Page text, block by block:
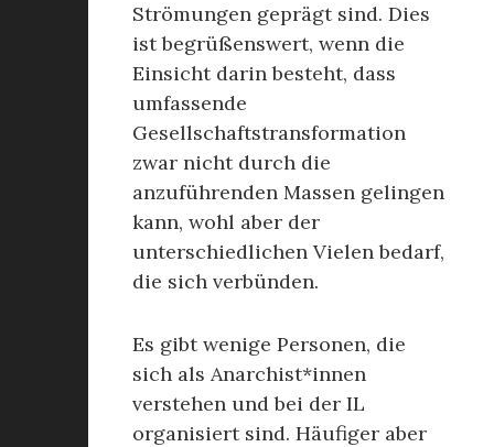
Strömungen geprägt sind. Dies
ist begrüßenswert, wenn die
Einsicht darin besteht, dass
umfassende
Gesellschaftstransformation
zwar nicht durch die
anzuführenden Massen gelingen
kann, wohl aber der
unterschiedlichen Vielen bedarf,
die sich verbünden.
Es gibt wenige Personen, die
sich als Anarchist*innen
verstehen und bei der IL
organisiert sind. Häufiger aber